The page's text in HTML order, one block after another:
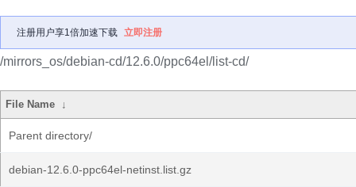
注册用户享1倍加速下载 立即注册
/mirrors_os/debian-cd/12.6.0/ppc64el/list-cd/
File Name ↓
Parent directory/
debian-12.6.0-ppc64el-netinst.list.gz